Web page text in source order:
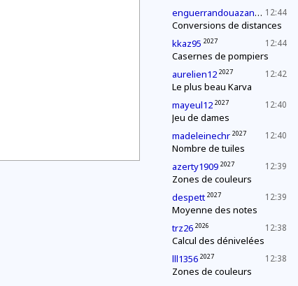
12:44
enguerrandouazana 2027
Conversions de distances
12:44
kkaz95 2027
Casernes de pompiers
12:42
aurelien12 2027
Le plus beau Karva
12:40
mayeul12 2027
Jeu de dames
12:40
madeleinechr 2027
Nombre de tuiles
12:39
azerty1909 2027
Zones de couleurs
12:39
despett 2027
Moyenne des notes
12:38
trz26 2026
Calcul des dénivelées
12:38
lll1356 2027
Zones de couleurs